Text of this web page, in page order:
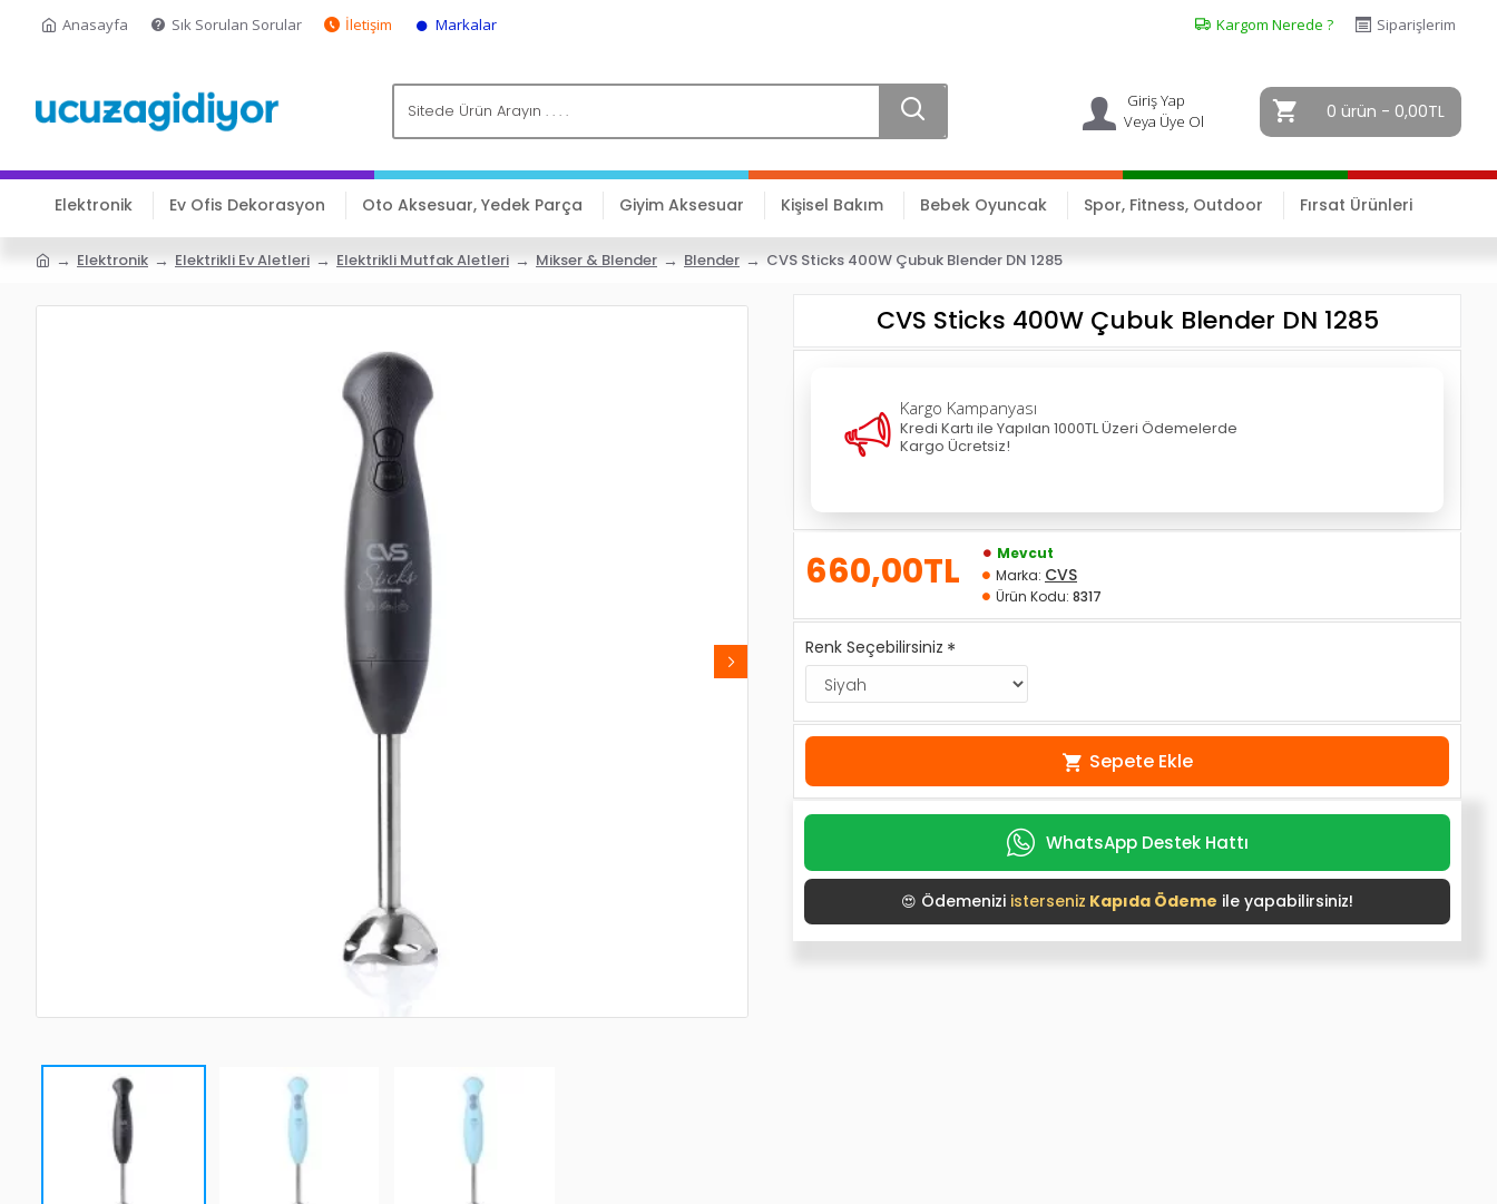
Anasayfa Sık Sorulan Sorular İletişim Markalar Kargom Nerede ? Siparişlerim
Giriş Yap
Veya Üye Ol
0 ürün - 0,00TL
Elektronik Ev Ofis Dekorasyon Oto Aksesuar, Yedek Parça Giyim Aksesuar Kişisel Bakım Bebek Oyuncak Spor, Fitness, Outdoor Fırsat Ürünleri
Elektronik Elektrikli Ev Aletleri Elektrikli Mutfak Aletleri Mikser & Blender Blender CVS Sticks 400W Çubuk Blender DN 1285
CVS Sticks 400W Çubuk Blender DN 1285
Kargo Kampanyası
Kredi Kartı ile Yapılan 1000TL Üzeri Ödemelerde
Kargo Ücretsiz!
660,00TL
Mevcut
Marka: CVS
Ürün Kodu: 8317
Renk Seçebilirsiniz
Sepete Ekle
WhatsApp Destek Hattı
😍 Ödemenizi isterseniz Kapıda Ödeme ile yapabilirsiniz!